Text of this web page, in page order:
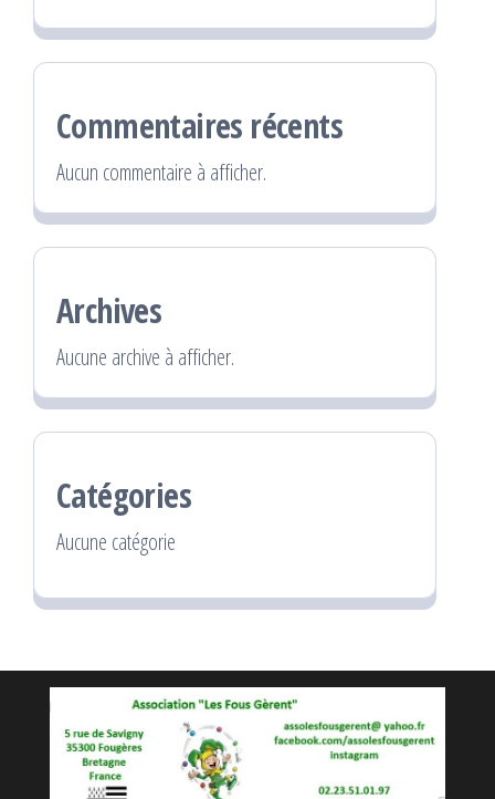
Commentaires récents
Aucun commentaire à afficher.
Archives
Aucune archive à afficher.
Catégories
Aucune catégorie